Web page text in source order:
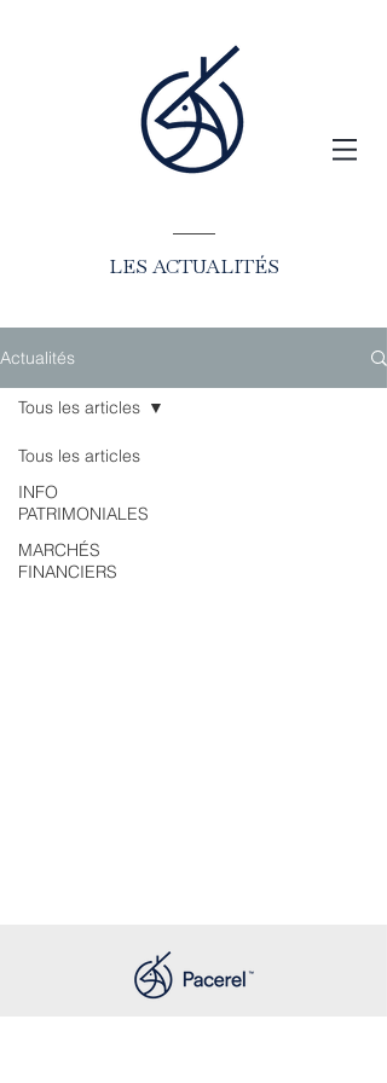
LES ACTUALITÉS
Actualités
Tous les articles
INFO
PATRIMONIALES
MARCHÉS
FINANCIERS
Tous les articles